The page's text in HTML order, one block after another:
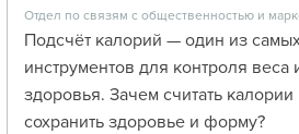
Отдел по связям с общественностью и
Подсчёт калорий — один из
инструментов для контроля
здоровья. Зачем считать калории
сохранить здоровье и форму?